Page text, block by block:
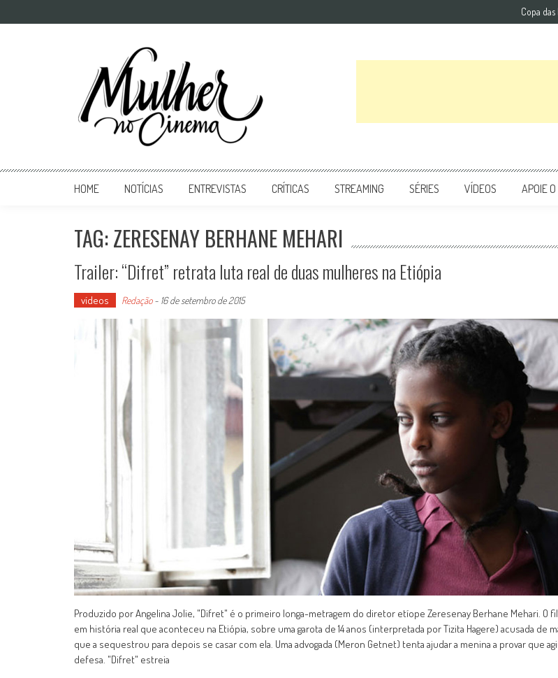
Copa
Mulher no Cinema
HOME NOTÍCIAS ENTREVISTAS CRÍTICAS STREAMING SÉRIES VÍDEOS APOIE
TAG: ZERESENAY BERHANE MEHARI
Trailer: “Difret” retrata luta real de duas mulheres na Etiópia
vídeos Redação- 16 de setembro de 2015
Produzido por Angelina Jolie, "Difret" é o primeiro longa-metragem do diretor etíope Zeresenay Berhane Mehari. O
em história real que aconteceu na Etiópia, sobre uma garota de 14 anos (interpretada por Tizita Hagere) acusada de
que a sequestrou para depois se casar com ela. Uma advogada (Meron Getnet) tenta ajudar a menina a provar que
defesa. "Difret" estreia